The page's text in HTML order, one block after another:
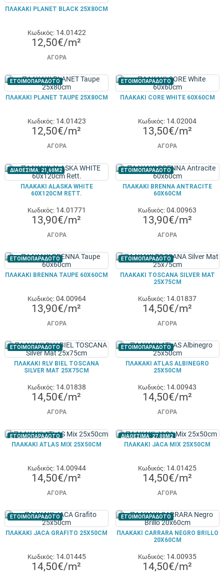
ΠΛΑΚΑΚΙ PLANET BLACK 25X80CM
Κωδικός: 14.01422
12,50€/m²
ΑΓΟΡΆ
ΕΤΟΙΜΟΠΑΡΑΔΟΤΟ
ΠΛΑΚΑΚΙ PLANET TAUPE 25X80CM
Κωδικός: 14.01423
12,50€/m²
ΑΓΟΡΆ
ΕΤΟΙΜΟΠΑΡΑΔΟΤΟ
ΠΛΑΚΑΚΙ CORE WHITE 60X60CM
Κωδικός: 14.02004
13,50€/m²
ΑΓΟΡΆ
ΔΙΑΘΕΣΙΜΑ: 21,60M2
ΠΛΑΚΑΚΙ ALASKA WHITE
60X120CM RETT.
Κωδικός: 14.01771
13,90€/m²
ΑΓΟΡΆ
ΕΤΟΙΜΟΠΑΡΑΔΟΤΟ
ΠΛΑΚΑΚΙ BRENNA ANTRACITE
60X60CM
Κωδικός:04.00963
13,90€/m²
ΑΓΟΡΆ
ΕΤΟΙΜΟΠΑΡΑΔΟΤΟ
ΠΛΑΚΑΚΙ BRENNA TAUPE 60X60CM
Κωδικός: 04.00964
13,90€/m²
ΑΓΟΡΆ
ΕΤΟΙΜΟΠΑΡΑΔΟΤΟ
ΠΛΑΚΑΚΙ TOSCANA SILVER MAT
25X75CM
Κωδικός: 14.01837
14,50€/m²
ΑΓΟΡΆ
ΕΤΟΙΜΟΠΑΡΑΔΟΤΟ
ΠΛΑΚΑΚΙ RLV BIEL TOSCANA
SILVER MAT 25X75CM
Κωδικός: 14.01838
14,50€/m²
ΑΓΟΡΆ
ΕΤΟΙΜΟΠΑΡΑΔΟΤΟ
ΠΛΑΚΑΚΙ ATLAS ALBINEGRO
25X50CM
Κωδικός: 14.00943
14,50€/m²
ΑΓΟΡΆ
ΕΤΟΙΜΟΠΑΡΑΔΟΤΟ
ΠΛΑΚΑΚΙ ATLAS MIX 25X50CM
Κωδικός: 14.00944
14,50€/m²
ΑΓΟΡΆ
ΔΙΑΘΕΣΙΜΑ: 27,00M2
ΠΛΑΚΑΚΙ JACA MIX 25X50CM
Κωδικός: 14.01425
14,50€/m²
ΑΓΟΡΆ
ΕΤΟΙΜΟΠΑΡΑΔΟΤΟ
ΠΛΑΚΑΚΙ JACA GRAFITO 25X50CM
Κωδικός: 14.01445
14,50€/m²
ΕΤΟΙΜΟΠΑΡΑΔΟΤΟ
ΠΛΑΚΑΚΙ CARRARA NEGRO BRILLO
20X60CM
Κωδικός: 14.00935
14,50€/m²